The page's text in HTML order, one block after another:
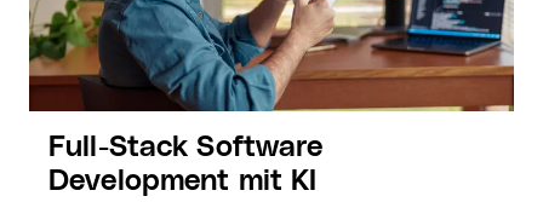
Full-Stack Software
Development mit KI